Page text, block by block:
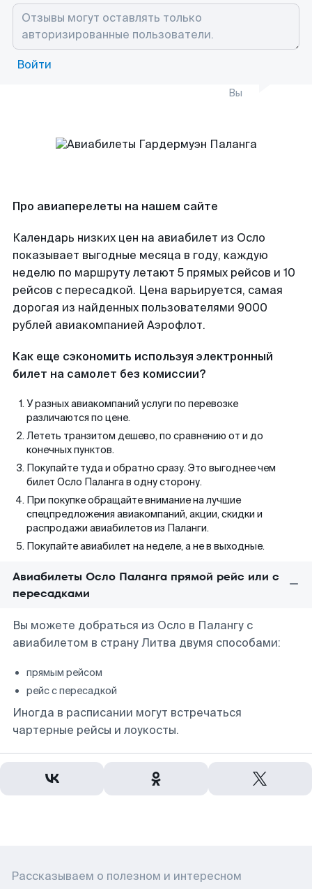
Войти
Вы
Про авиаперелеты на нашем сайте
Календарь низких цен на авиабилет из Осло
показывает выгодные месяца в году, каждую
неделю по маршруту летают 5 прямых рейсов и 10
рейсов с пересадкой. Цена варьируется, самая
дорогая из найденных пользователями 9000
рублей авиакомпанией Аэрофлот.
Как еще сэкономить используя электронный
билет на самолет без комиссии?
У разных авиакомпаний услуги по перевозке
различаются по цене.
Лететь транзитом дешево, по сравнению от и до
конечных пунктов.
Покупайте туда и обратно сразу. Это выгоднее чем
билет Осло Паланга в одну сторону.
При покупке обращайте внимание на лучшие
спецпредложения авиакомпаний, акции, скидки и
распродажи авиабилетов из Паланги.
Покупайте авиабилет на неделе, а не в выходные.
Авиабилеты Осло Паланга прямой рейс или с
пересадками
Вы можете добраться из Осло в Палангу с
авиабилетом в страну Литва двумя способами:
прямым рейсом
рейс с пересадкой
Иногда в расписании могут встречаться
чартерные рейсы и лоукосты.
Рассказываем о полезном и интересном